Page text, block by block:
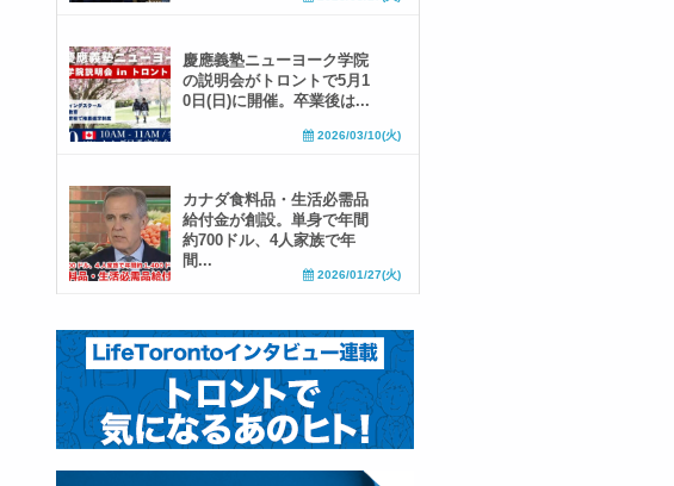
慶應義塾ニューヨーク学院
の説明会がトロントで5月1
0日(日)に開催。卒業後は...
2026/03/10(火)
カナダ食料品・生活必需品
給付金が創設。単身で年間
約700ドル、4人家族で年
間...
2026/01/27(火)